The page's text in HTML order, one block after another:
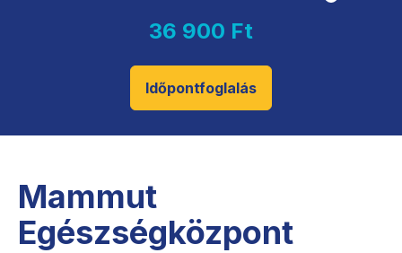
36 900 Ft
Időpontfoglalás
Mammut
Egészségközpont